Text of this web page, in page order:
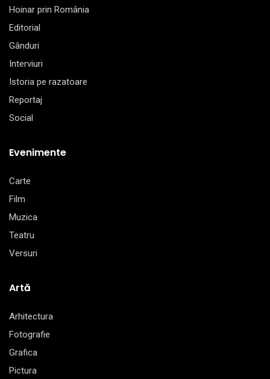
Hoinar prin România
Editorial
Gânduri
Interviuri
Istoria pe razatoare
Reportaj
Social
Evenimente
Carte
Film
Muzica
Teatru
Versuri
Artă
Arhitectura
Fotografie
Grafica
Pictura